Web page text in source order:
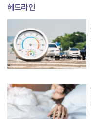
헤드라인